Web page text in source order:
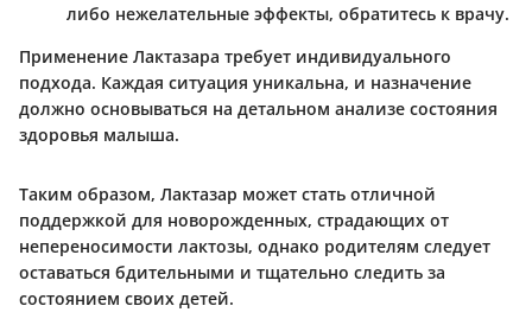
либо нежелательные эффекты, обратитесь к врачу.
Применение Лактазара требует индивидуального
подхода. Каждая ситуация уникальна, и назначение
должно основываться на детальном анализе состояния
здоровья малыша.
Таким образом, Лактазар может стать отличной
поддержкой для новорожденных, страдающих от
непереносимости лактозы, однако родителям следует
оставаться бдительными и тщательно следить за
состоянием своих детей.